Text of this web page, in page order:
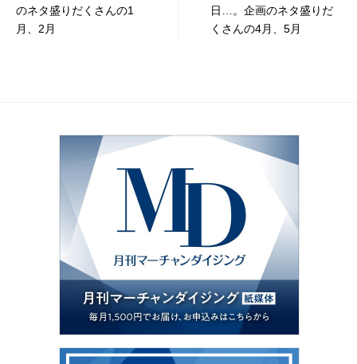
ー
シ
のネタ盛りだくさんの1
月、2月
日…。企画のネタ盛りだ
くさんの4月、5月